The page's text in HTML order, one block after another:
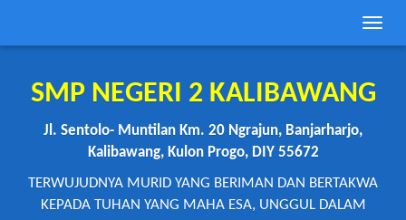
Toggle
SMP NEGERI 2 KALIBAWANG
Jl. Sentolo- Muntilan Km. 20 Ngrajun, Banjarharjo,
Kalibawang, Kulon Progo, DIY 55672
TERWUJUDNYA MURID YANG BERIMAN DAN BERTAKWA
KEPADA TUHAN YANG MAHA ESA, UNGGUL DALAM